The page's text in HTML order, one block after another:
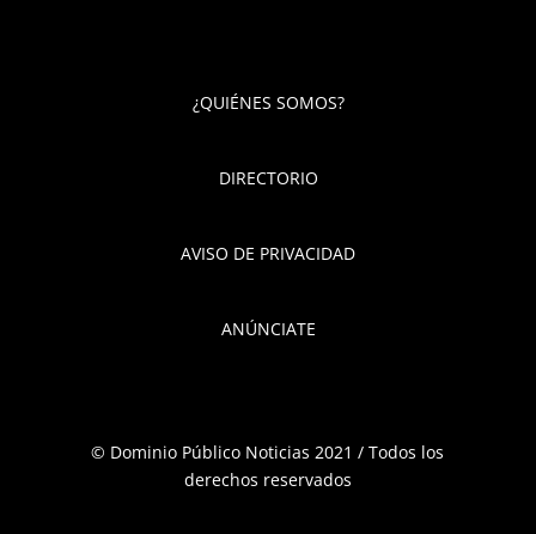
¿QUIÉNES SOMOS?
DIRECTORIO
AVISO DE PRIVACIDAD
ANÚNCIATE
© Dominio Público Noticias 2021 / Todos los
derechos reservados